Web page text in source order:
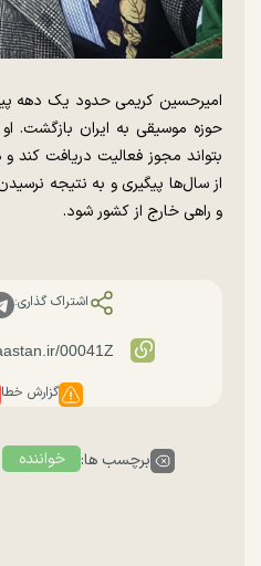
امیرحسین کریمی حدود یک دهه
حوزه موسیقی به ایران بازگشت.
بتواند مجوز فعالیت دریافت کند
از سال‌ها پیگیری و به نتیجه
و راهی خارج از کشور شود.
اشتراک گذاری:
گزارش خطا
برچسب ها: خواننده